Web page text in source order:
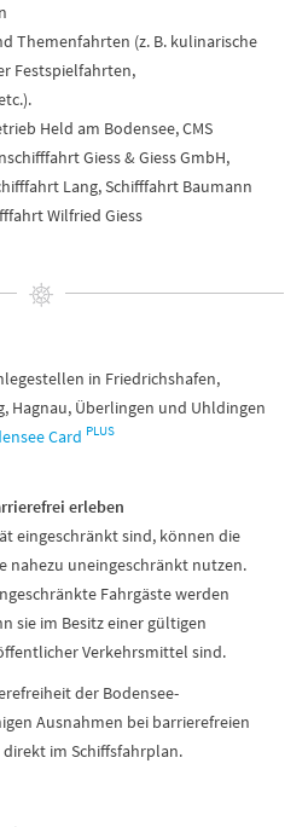
Themenfahrten (z. B. kulinarische
Festspielfahrten,
Held am Bodensee, CMS
Giess & Giess GmbH,
Lang, Schifffahrt Baumann
Wilfried Giess
in Friedrichshafen,
Hagnau, Überlingen und Uhldingen
Card PLUS
erleben
eingeschränkt sind, können die
nahezu uneingeschränkt nutzen.
Fahrgäste werden
sie im Besitz einer gültigen
Verkehrsmittel sind.
der Bodensee-
Ausnahmen bei barrierefreien
direkt im Schiffsfahrplan.